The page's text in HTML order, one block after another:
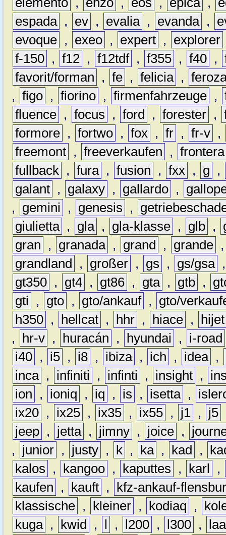
espada , ev , evalia , evanda ,
evoque , exeo , expert , explorer
f-150 , f12 , f12tdf , f355 , f40 ,
favorit/forman
, fe , felicia ,
, figo , fiorino , firmenfahrzeuge ,
fluence , focus , ford , forester ,
formore , fortwo , fox , fr , fr-v ,
freemont , freeverkaufen , frontera
fullback , fura , fusion , fxx , g
,
galant , galaxy , gallardo ,
,
gemini , genesis ,
giulietta , gla , gla-klasse , glb ,
gran
, granada , grand , grande
grandland
, großer , gs , gs/gsa
gt350 , gt4 , gt86 , gta , gtb ,
gti
, gto , gto/ankauf ,
gto/
h350 , hellcat , hhr , hiace ,
hijet
,
hr-v , huracán , hyundai ,
i-road
i40 , i5 , i8 , ibiza , ich , idea ,
inca , infiniti , infinti , insight ,
ion
, ioniq , iq , is , isetta ,
ix20 , ix25 , ix35 , ix55 , j1 , j5
jeep , jetta , jimny , joice ,
,
junior , justy , k , ka , kad ,
kalos
, kangoo , kaputtes , karl
,
kaufen
, kauft ,
kfz-ankauf-
klassische , kleiner , kodiaq ,
kuga , kwid , l , l200 , l300 ,